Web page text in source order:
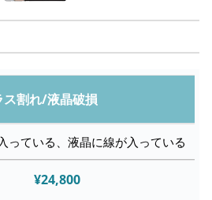
ス割れ/液晶破損
っている、液晶に線が入っている
¥24,800